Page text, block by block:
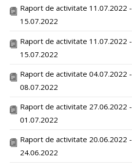
Raport de activitate 11.07.2022 -
15.07.2022
Raport de activitate 11.07.2022 -
15.07.2022
Raport de activitate 04.07.2022 -
08.07.2022
Raport de activitate 27.06.2022 -
01.07.2022
Raport de activitate 20.06.2022 -
24.06.2022